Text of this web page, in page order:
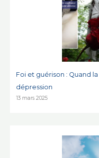
Foi et guérison : Quand
dépression
13 mars 2025